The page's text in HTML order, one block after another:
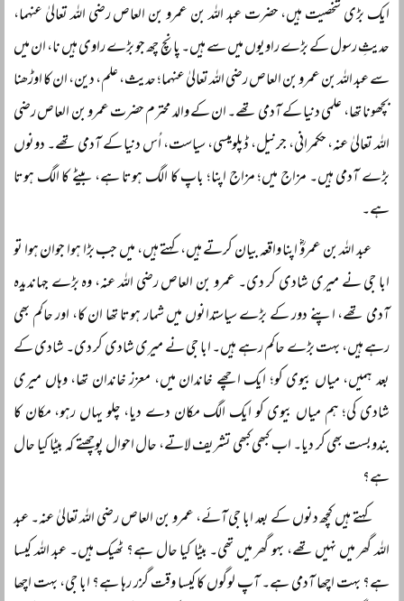
ایک بڑی شخصیت ہیں، حضرت عبد اللہ بن عمرو بن العاص رضی اللہ تعالیٰ عنہما،
حدیثِ رسول کے بڑے راویوں میں سے ہیں۔ پانچ چھ جو بڑے راوی ہیں نا، ان میں
سے عبد اللہ بن عمرو بن العاص رضی اللہ تعالیٰ عنہما؛ حدیث، علم، دین، ان کا اوڑھنا
بچھونا تھا، علمی دنیا کے آدمی تھے۔ ان کے والد محترم حضرت عمرو بن العاص رضی
اللہ تعالیٰ عنہ، حکمرانی، جرنیل، ڈپلومیسی، سیاست، اُس دنیا کے آدمی تھے۔ دونوں
بڑے آدمی ہیں۔ مزاج میں؛ مزاج اپنا؛ باپ کا الگ ہوتا ہے، بیٹے کا الگ ہوتا
ہے۔
عبد اللہ بن عمروؓ اپنا واقعہ بیان کرتے ہیں، کہتے ہیں، میں جب بڑا ہوا جوان ہوا تو
ابا جی نے میری شادی کر دی۔ عمرو بن العاص رضی اللہ عنہ، وہ بڑے جہاندیدہ
آدمی تھے، اپنے دور کے بڑے سیاستدانوں میں شمار ہوتا تھا ان کا، اور حاکم بھی
رہے ہیں، بہت بڑے حاکم رہے ہیں۔ ابا جی نے میری شادی کر دی۔ شادی کے
بعد ہمیں، میاں بیوی کو؛ ایک اچھے خاندان میں، معزز خاندان تھا، وہاں میری
شادی کی؛ ہم میاں بیوی کو ایک الگ مکان دے دیا، چلو یہاں رہو، مکان کا
بندوبست بھی کر دیا۔ اب کبھی کبھی تشریف لاتے، حال احوال پوچھتے کہ بیٹا کیا حال
ہے؟
کہتے ہیں کچھ دنوں کے بعد ابا جی آئے، عمرو بن العاص رضی اللہ تعالیٰ عنہ۔ عبد
اللہ گھر میں نہیں تھے، بہو گھر میں تھی۔ بیٹا کیا حال ہے؟ ٹھیک ہیں۔ عبد اللہ کیسا
ہے؟ بہت اچھا آدمی ہے۔ آپ لوگوں کا کیسا وقت گزر رہا ہے؟ ابا جی، بہت اچھا